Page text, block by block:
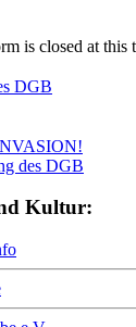
is closed at this
DGB
des DGB
Kultur: